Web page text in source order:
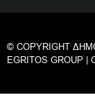
© COPYRIGHT
EGRITOS GROUP |